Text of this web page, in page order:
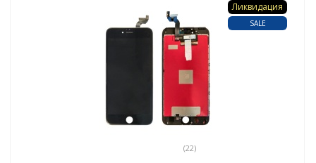
(22)
Ликвидация
SALE